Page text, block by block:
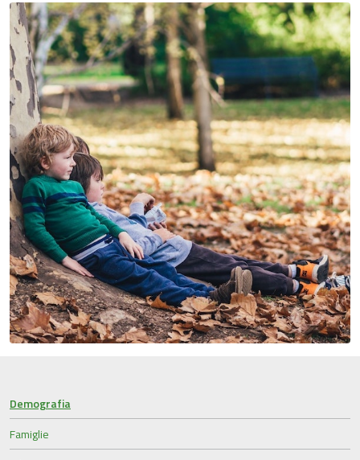
Demografia
Famiglie